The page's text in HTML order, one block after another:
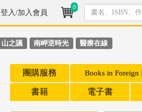
登入/加入會員
0
山之議 南岬逆時光 醫療在線
團購服務 Books in Foreign
書籍 電子書